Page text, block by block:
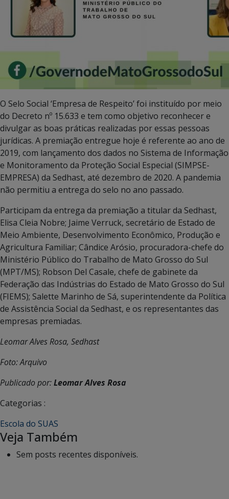
O Selo Social ‘Empresa de Respeito’ foi instituído por meio
do Decreto nº 15.633 e tem como objetivo reconhecer e
divulgar as boas práticas realizadas por essas pessoas
jurídicas. A premiação entregue hoje é referente ao ano de
2019, com lançamento dos dados no Sistema de Informação
e Monitoramento da Proteção Social Especial (SIMPSE-
EMPRESA) da Sedhast, até dezembro de 2020. A pandemia
não permitiu a entrega do selo no ano passado.
Participam da entrega da premiação a titular da Sedhast,
Elisa Cleia Nobre; Jaime Verruck, secretário de Estado de
Meio Ambiente, Desenvolvimento Econômico, Produção e
Agricultura Familiar; Cândice Arósio, procuradora-chefe do
Ministério Público do Trabalho de Mato Grosso do Sul
(MPT/MS); Robson Del Casale, chefe de gabinete da
Federação das Indústrias do Estado de Mato Grosso do Sul
(FIEMS); Salette Marinho de Sá, superintendente da Política
de Assistência Social da Sedhast, e os representantes das
empresas premiadas.
Leomar Alves Rosa, Sedhast
Foto: Arquivo
Publicado por:Leomar Alves Rosa
Categorias :
Escola do SUAS
Veja Também
Sem posts recentes disponíveis.